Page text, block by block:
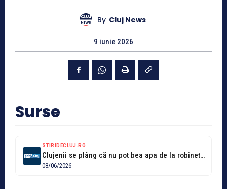
By Cluj News
9 iunie 2026
Surse
STIRIDECLUJ.RO
Clujenii se plâng că nu pot bea apa de la robinet și...
08/06/2026